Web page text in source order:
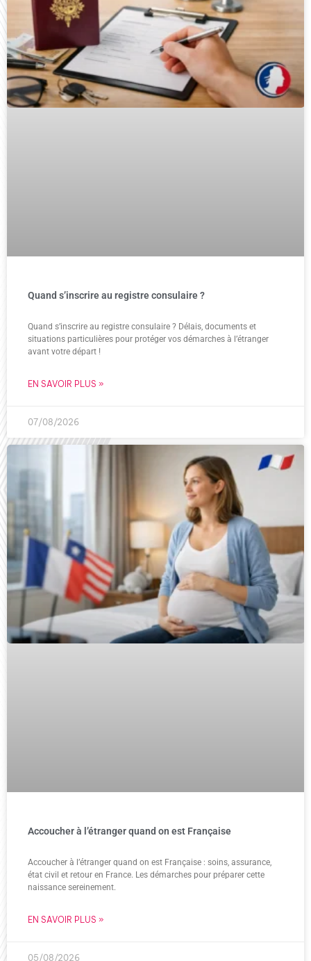
Quand s’inscrire au registre consulaire ?
Quand s’inscrire au registre consulaire ? Délais, documents et
situations particulières pour protéger vos démarches à l’étranger
avant votre départ !
EN SAVOIR PLUS »
07/08/2026
Accoucher à l’étranger quand on est Française
Accoucher à l’étranger quand on est Française : soins, assurance,
état civil et retour en France. Les démarches pour préparer cette
naissance sereinement.
EN SAVOIR PLUS »
05/08/2026